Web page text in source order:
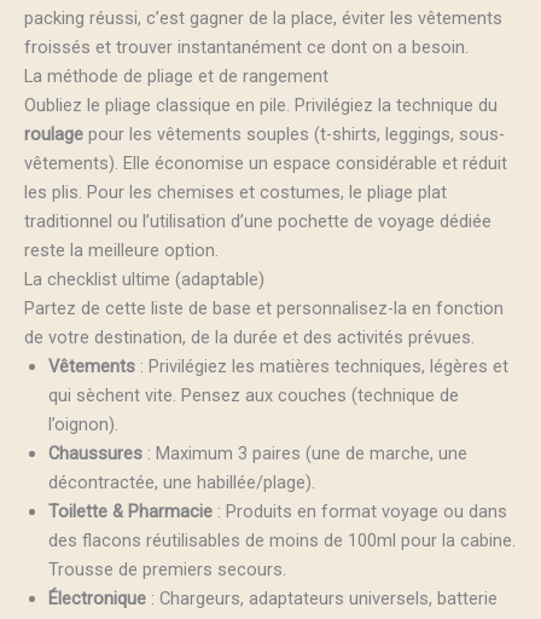
packing réussi, c’est gagner de la place, éviter les vêtements
froissés et trouver instantanément ce dont on a besoin.
La méthode de pliage et de rangement
Oubliez le pliage classique en pile. Privilégiez la technique du
roulage pour les vêtements souples (t-shirts, leggings, sous-
vêtements). Elle économise un espace considérable et réduit
les plis. Pour les chemises et costumes, le pliage plat
traditionnel ou l’utilisation d’une pochette de voyage dédiée
reste la meilleure option.
La checklist ultime (adaptable)
Partez de cette liste de base et personnalisez-la en fonction
de votre destination, de la durée et des activités prévues.
Vêtements : Privilégiez les matières techniques, légères et
qui sèchent vite. Pensez aux couches (technique de
l’oignon).
Chaussures : Maximum 3 paires (une de marche, une
décontractée, une habillée/plage).
Toilette & Pharmacie : Produits en format voyage ou dans
des flacons réutilisables de moins de 100ml pour la cabine.
Trousse de premiers secours.
Électronique : Chargeurs, adaptateurs universels, batterie